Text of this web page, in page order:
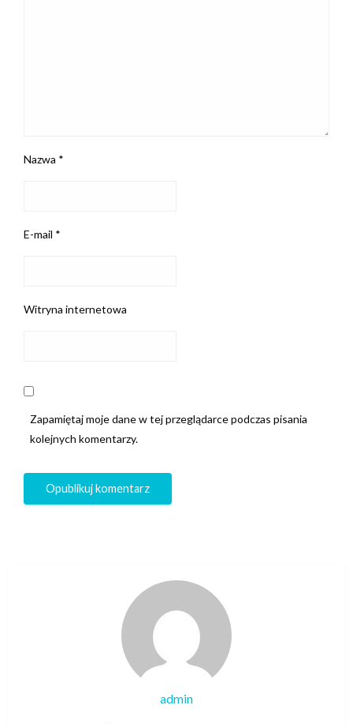
Nazwa *
E-mail *
Witryna internetowa
Zapamiętaj moje dane w tej przeglądarce podczas pisania
kolejnych komentarzy.
admin